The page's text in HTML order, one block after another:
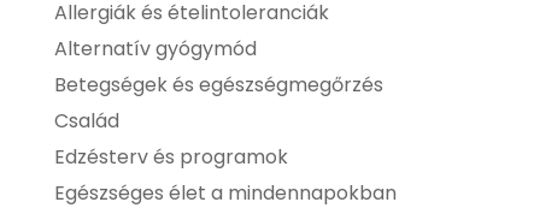
Allergiák és ételintoleranciák
Alternatív gyógymód
Betegségek és egészségmegőrzés
Család
Edzésterv és programok
Egészséges élet a mindennapokban